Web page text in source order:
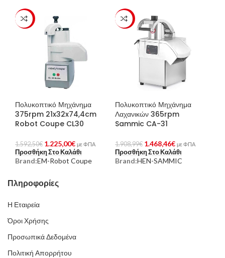
-23%
Πολυκοπτικό Μηχάνημα
375rpm 21x32x74,4cm
Robot Coupe CL30
1.592,50€ 1.225,00€ με ΦΠΑ
Προσθήκη Στο Καλάθι
Brand:EM-Robot Coupe
-23%
Πολυκοπτικό Μηχάνημα
Λαχανικών 365rpm
Sammic CA-31
1.908,99€ 1.468,46€ με ΦΠΑ
Προσθήκη Στο Καλάθι
Brand:HEN-SAMMIC
Πληροφορίες
Η Εταιρεία
Όροι Χρήσης
Προσωπικά Δεδομένα
Πολιτική Απορρήτου